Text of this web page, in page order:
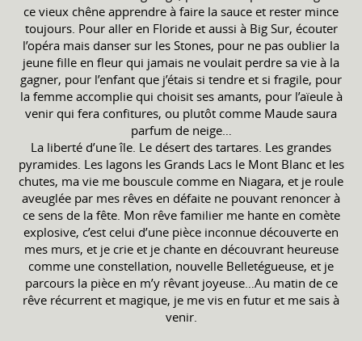
ce vieux chêne apprendre à faire la sauce et rester mince
toujours. Pour aller en Floride et aussi à Big Sur, écouter
l’opéra mais danser sur les Stones, pour ne pas oublier la
jeune fille en fleur qui jamais ne voulait perdre sa vie à la
gagner, pour l’enfant que j’étais si tendre et si fragile, pour
la femme accomplie qui choisit ses amants, pour l’aïeule à
venir qui fera confitures, ou plutôt comme Maude saura
parfum de neige…
La liberté d’une île. Le désert des tartares. Les grandes
pyramides. Les lagons les Grands Lacs le Mont Blanc et les
chutes, ma vie me bouscule comme en Niagara, et je roule
aveuglée par mes rêves en défaite ne pouvant renoncer à
ce sens de la fête. Mon rêve familier me hante en comète
explosive, c’est celui d’une pièce inconnue découverte en
mes murs, et je crie et je chante en découvrant heureuse
comme une constellation, nouvelle Belletégueuse, et je
parcours la pièce en m’y rêvant joyeuse…Au matin de ce
rêve récurrent et magique, je me vis en futur et me sais à
venir.